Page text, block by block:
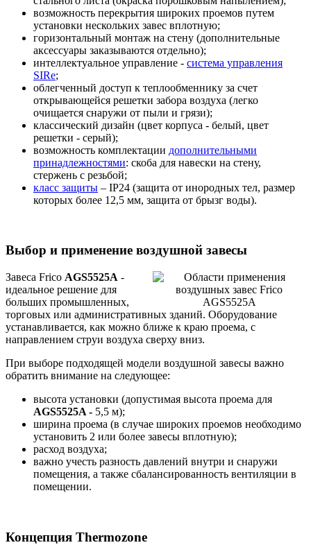
возможность перекрытия широких проемов путем
установки нескольких завес вплотную;
горизонтальный монтаж на стену (дополнительные
аксессуары заказываются отдельно);
интеллектуальное управление - система управления
SIRe;
облегченный доступ к теплообменнику за счет
открывающейся решетки забора воздуха (легко
очищается снаружи от пыли и грязи);
классический дизайн (цвет корпуса - белый, цвет
решетки - серый);
возможность комплектации дополнительными
принадлежностями: скоба для навески на стену,
стержень с резьбой;
класс защиты – IP24 (защита от инородных тел, размер
которых более 12,5 мм, защита от брызг воды).
Выбор и применение воздушной завесы
Завеса Frico AGS5525A -
идеальное решение для
больших промышленных,
торговых или административных зданий. Оборудование
устанавливается, как можно ближе к краю проема, с
направлением струи воздуха сверху вниз.
При выборе подходящей модели воздушной завесы важно
обратить внимание на следующее:
высота установки (допустимая высота проема для
AGS5525A - 5,5 м);
ширина проема (в случае широких проемов необходимо
установить 2 или более завесы вплотную);
расход воздуха;
важно учесть разность давлений внутри и снаружи
помещения, а также сбалансированность вентиляции в
помещении.
Концепция Thermozone